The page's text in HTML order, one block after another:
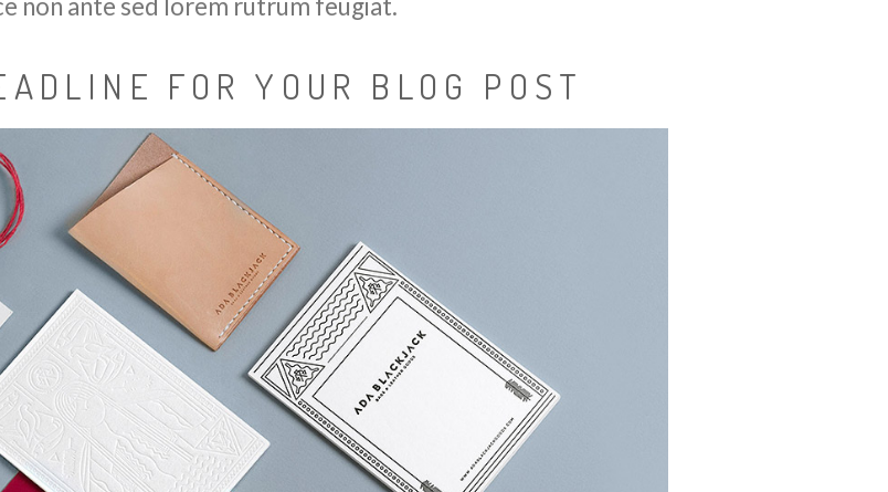
non ante sed lorem rutrum feugiat.
FOR YOUR BLOG POST